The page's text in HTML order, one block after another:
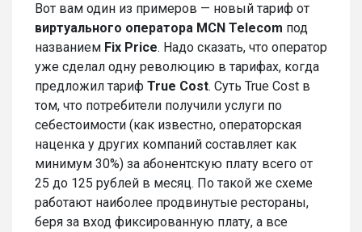
Вот вам один из примеров — новый тариф от
виртуального оператора MCN Telecom под
названием Fix Price. Надо сказать, что оператор
уже сделал одну революцию в тарифах, когда
предложил тариф True Cost. Суть True Cost в
том, что потребители получили услуги по
себестоимости (как известно, операторская
наценка у других компаний составляет как
минимум 30%) за абонентскую плату всего от
25 до 125 рублей в месяц. По такой же схеме
работают наиболее продвинутые рестораны,
беря за вход фиксированную плату, а все